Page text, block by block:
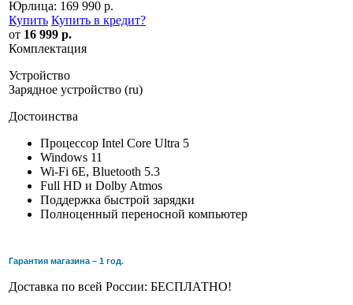
Юрлица: 169 990 р.
Купить Купить в кредит?
от 16 999 р.
Комплектация
Устройство
Зарядное устройство (ru)
Достоинства
Процессор Intel Core Ultra 5
Windows 11
Wi-Fi 6E, Bluetooth 5.3
Full HD и Dolby Atmos
Поддержка быстрой зарядки
Полноценный переносной компьютер
Гарантия магазина – 1 год.
Доставка по всей России: БЕСПЛАТНО!